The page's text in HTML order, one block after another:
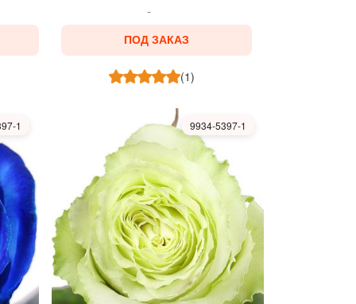
ПОД ЗАКАЗ
(1)
1 9934-5397-1